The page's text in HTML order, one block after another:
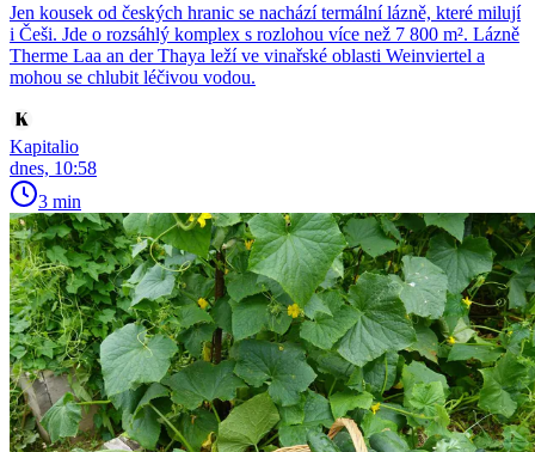
Jen kousek od českých hranic se nachází termální lázně, které milují
i Češi. Jde o rozsáhlý komplex s rozlohou více než 7 800 m². Lázně
Therme Laa an der Thaya leží ve vinařské oblasti Weinviertel a
mohou se chlubit léčivou vodou.
Kapitalio
dnes, 10:58
3 min